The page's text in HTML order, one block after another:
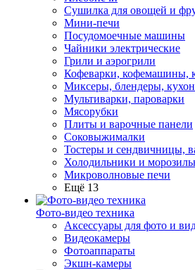
Сушилка для овощей и
Мини-печи
Посудомоечные машины
Чайники электрические
Грили и аэрогрили
Кофеварки, кофемашины,
Миксеры, блендеры,
Мультиварки, пароварки
Мясорубки
Плиты и варочные панели
Соковыжималки
Тостеры и сендвичницы,
Холодильники и
Микроволновые печи
Ещё 13
Фото-видео техника
Аксессуары для фото и
Видеокамеры
Фотоаппараты
Экшн-камеры